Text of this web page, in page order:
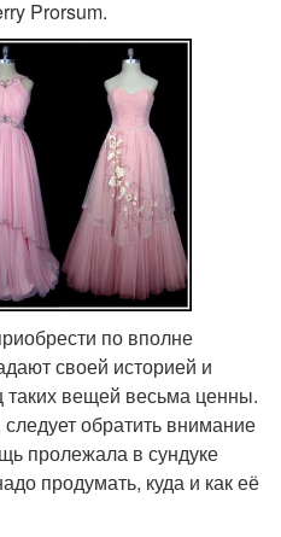
Prorsum.
по вполне
своей историей и
таких вещей весьма ценны.
обратить внимание
пролежала в сундуке
продумать, куда и как её